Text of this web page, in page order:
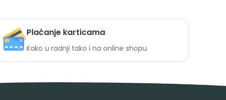
Plaćanje karticama
Kako u radnji tako i na online shopu